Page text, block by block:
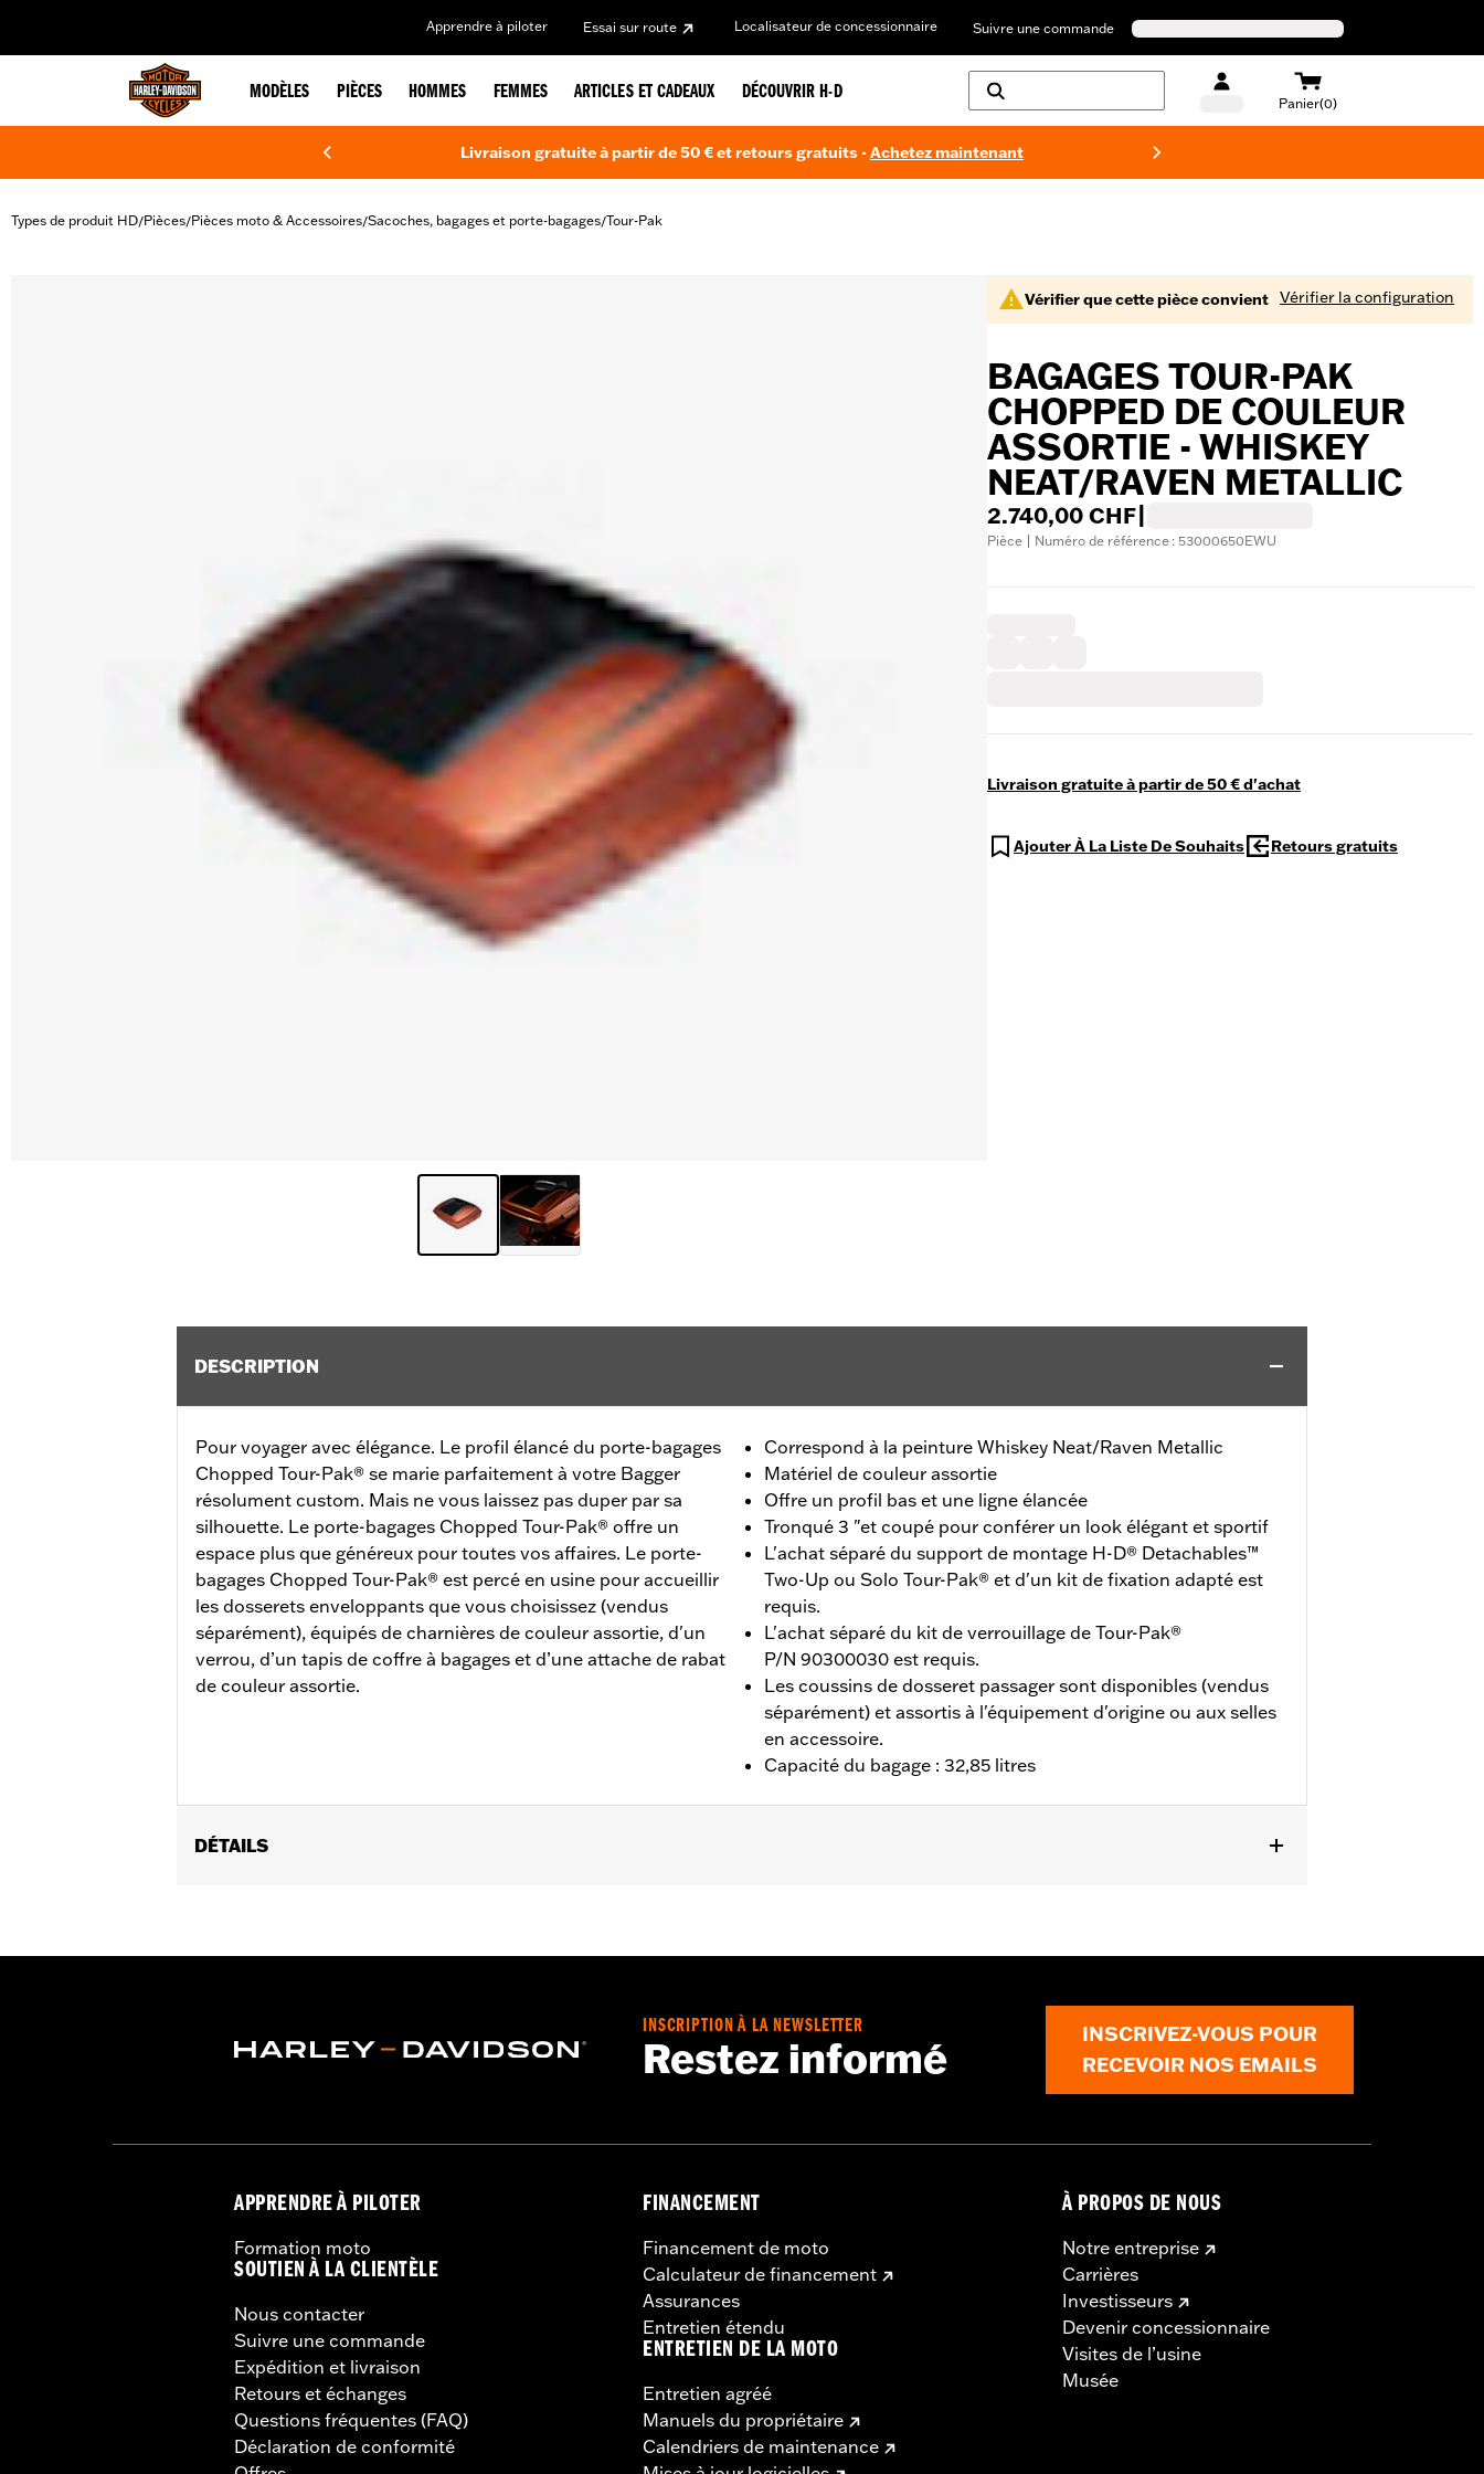
Apprendre à piloter Essai sur route Localisateur de concessionnaire Suivre une commande
MODÈLES PIÈCES HOMMES FEMMES ARTICLES ET CADEAUX DÉCOUVRIR H-D
Panier(0)
Livraison gratuite à partir de 50 € et retours gratuits -Achetez maintenant
Types de produit HD/Pièces/Pièces moto & Accessoires/Sacoches, bagages et porte-bagages/Tour-Pak
Vérifier que cette pièce convient Vérifier la configuration
BAGAGES TOUR-PAK
CHOPPED DE COULEUR
ASSORTIE - WHISKEY
NEAT/RAVEN METALLIC
2.740,00 CHF
Pièce | Numéro de référence : 53000650EWU
Livraison gratuite à partir de 50 € d'achat
Ajouter À La Liste De Souhaits Retours gratuits
DESCRIPTION
Pour voyager avec élégance. Le profil élancé du porte-bagages
Chopped Tour-Pak® se marie parfaitement à votre Bagger
résolument custom. Mais ne vous laissez pas duper par sa
silhouette. Le porte-bagages Chopped Tour-Pak® offre un
espace plus que généreux pour toutes vos affaires. Le porte-
bagages Chopped Tour-Pak® est percé en usine pour accueillir
les dosserets enveloppants que vous choisissez (vendus
séparément), équipés de charnières de couleur assortie, d'un
verrou, d’un tapis de coffre à bagages et d’une attache de rabat
de couleur assortie.
Correspond à la peinture Whiskey Neat/Raven Metallic
Matériel de couleur assortie
Offre un profil bas et une ligne élancée
Tronqué 3 "et coupé pour conférer un look élégant et sportif
L'achat séparé du support de montage H-D® Detachables™
Two-Up ou Solo Tour-Pak® et d'un kit de fixation adapté est
requis.
L'achat séparé du kit de verrouillage de Tour-Pak®
P/N 90300030 est requis.
Les coussins de dosseret passager sont disponibles (vendus
séparément) et assortis à l'équipement d'origine ou aux selles
en accessoire.
Capacité du bagage : 32,85 litres
DÉTAILS
duo amovible H-D® Detachables™ et d'un kit de fixation adapté est requis. L’achat séparé du kit de verrouillage Tour-Pak P/N
modèles FLHXSTSE de 2024 nécessitent l’achat séparé du kit d’entretoises P/N 53001105A. Les modèles FLTRXSTSE et FLHXSTSE
2026 nécessitent l’achat supplémentaire d’un kit de conversion Detachable P/N 54000383. Les modèles Limited de 2026 n’utiliseront
pas le Chopped Tour-Pak.
INSCRIPTION À LA NEWSLETTER
Restez informé
INSCRIVEZ-VOUS POUR
RECEVOIR NOS EMAILS
APPRENDRE À PILOTER
Formation moto
SOUTIEN À LA CLIENTÈLE
Nous contacter
Suivre une commande
Expédition et livraison
Retours et échanges
Questions fréquentes (FAQ)
Déclaration de conformité
FINANCEMENT
Financement de moto
Calculateur de financement
Assurances
Entretien étendu
ENTRETIEN DE LA MOTO
Entretien agréé
Manuels du propriétaire
Calendriers de maintenance
À PROPOS DE NOUS
Notre entreprise
Carrières
Investisseurs
Devenir concessionnaire
Visites de l’usine
Musée